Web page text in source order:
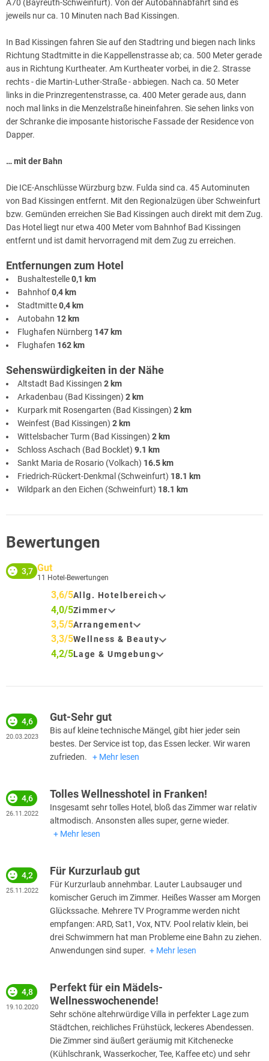
A70 (Bayreuth-Schweinfurt). Von der Autobahnabfahrt sind es
jeweils nur ca. 10 Minuten nach Bad Kissingen.
In Bad Kissingen fahren Sie auf den Stadtring und biegen nach links
Richtung Stadtmitte in die Kappellenstrasse ab; ca. 500 Meter gerade
aus in Richtung Kurtheater. Am Kurtheater vorbei, in die 2. Strasse
rechts - die Martin-Luther-Straße - abbiegen. Nach ca. 50 Meter
links in die Prinzregentenstrasse, ca. 400 Meter gerade aus, dann
noch mal links in die Menzelstraße hineinfahren. Sie sehen links von
der Schranke die imposante historische Fassade der Residence von
Dapper.
… mit der Bahn
Die ICE-Anschlüsse Würzburg bzw. Fulda sind ca. 45 Autominuten
von Bad Kissingen entfernt. Mit den Regionalzügen über Schweinfurt
bzw. Gemünden erreichen Sie Bad Kissingen auch direkt mit dem Zug.
Das Hotel liegt nur etwa 400 Meter vom Bahnhof Bad Kissingen
entfernt und ist damit hervorragend mit dem Zug zu erreichen.
Entfernungen zum Hotel
Bushaltestelle0,1 km
Bahnhof0,4 km
Stadtmitte0,4 km
Autobahn 12 km
Flughafen Nürnberg 147 km
Flughafen 162 km
Sehenswürdigkeiten in der Nähe
Altstadt Bad Kissingen 2 km
Arkadenbau (Bad Kissingen) 2 km
Kurpark mit Rosengarten (Bad Kissingen) 2 km
Weinfest (Bad Kissingen) 2 km
Wittelsbacher Turm (Bad Kissingen) 2 km
Schloss Aschach (Bad Bocklet) 9.1 km
Sankt Maria de Rosario (Volkach) 16.5 km
Friedrich-Rückert-Denkmal (Schweinfurt) 18.1 km
Wildpark an den Eichen (Schweinfurt) 18.1 km
Bewertungen
3,7 Gut
11 Hotel-Bewertungen
3,6/5Allg. Hotelbereich
4,0/5Zimmer
3,5/5Arrangement
3,3/5Wellness & Beauty
4,2/5Lage & Umgebung
Gut-Sehr gut
4,6
20.03.2023
Bis auf kleine technische Mängel, gibt hier jeder sein
bestes. Der Service ist top, das Essen lecker. Wir waren
zufrieden.
Mehr lesen
Tolles Wellnesshotel in Franken!
4,6
26.11.2022
Insgesamt sehr tolles Hotel, bloß das Zimmer war relativ
altmodisch. Ansonsten alles super, gerne wieder.
Mehr lesen
Für Kurzurlaub gut
4,2
25.11.2022
Für Kurzurlaub annehmbar. Lauter Laubsauger und
komischer Geruch im Zimmer. Heißes Wasser am Morgen
Glückssache. Mehrere TV Programme werden nicht
empfangen: ARD, Sat1, Vox, NTV. Pool relativ klein, bei
drei Schwimmern hat man Probleme eine Bahn zu ziehen.
Anwendungen sind super.
Mehr lesen
Perfekt für ein Mädels-
Wellnesswochenende!
4,8
19.10.2020
Sehr schöne altehrwürdige Villa in perfekter Lage zum
Städtchen, reichliches Frühstück, leckeres Abendessen.
Die Zimmer sind äußert geräumig mit Kitchenecke
(Kühlschrank, Wasserkocher, Tee, Kaffee etc) und sehr